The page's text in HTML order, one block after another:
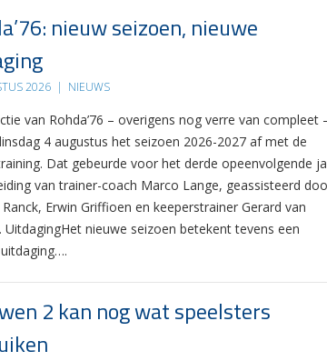
nieuw seizoen, nieuwe
2026 | NIEUWS
van Rohda’76 – overigens nog verre van compleet
4 augustus het seizoen 2026-2027 af met de
Dat gebeurde voor het derde opeenvolgende
van trainer-coach Marco Lange, geassisteerd
Erwin Griffioen en keeperstrainer Gerard van
UitdagingHet nieuwe seizoen betekent tevens een
2 kan nog wat speelsters